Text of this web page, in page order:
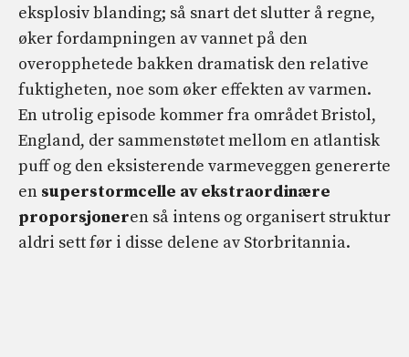
eksplosiv blanding; så snart det slutter å regne,
øker fordampningen av vannet på den
overopphetede bakken dramatisk den relative
fuktigheten, noe som øker effekten av varmen.
En utrolig episode kommer fra området Bristol,
England, der sammenstøtet mellom en atlantisk
puff og den eksisterende varmeveggen genererte
en superstormcelle av ekstraordinære
proporsjoneren så intens og organisert struktur
aldri sett før i disse delene av Storbritannia.